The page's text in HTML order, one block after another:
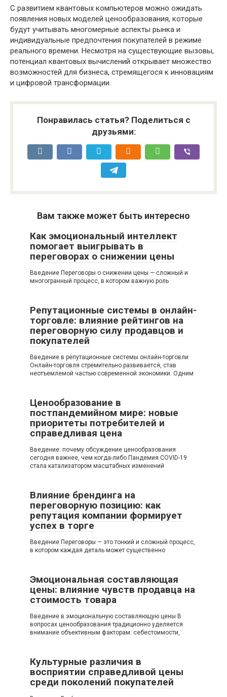
С развитием квантовых компьютеров можно ожидать
появления новых моделей ценообразования, которые
будут учитывать многомерные аспекты рынка и
индивидуальные предпочтения покупателей в режиме
реального времени. Несмотря на существующие вызовы,
потенциал квантовых вычислений открывает множество
возможностей для бизнеса, стремящегося к инновациям
и цифровой трансформации.
Понравилась статья? Поделиться с
друзьями:
Вам также может быть интересно
Как эмоциональный интеллект
помогает выигрывать в
переговорах о снижении цены
Введение Переговоры о снижении цены — сложный и
многогранный процесс, в котором важную роль
Репутационные системы в онлайн-
торговле: влияние рейтингов на
переговорную силу продавцов и
покупателей
Введение в репутационные системы онлайн-торговли
Онлайн-торговля стремительно развивается, став
неотъемлемой частью современной экономики. Одним
Ценообразование в
постпандемийном мире: новые
приоритеты потребителей и
справедливая цена
Введение: почему обсуждение ценообразования
сегодня важнее, чем когда-либо Пандемия COVID-19
стала катализатором масштабных изменений
Влияние брендинга на
переговорную позицию: как
репутация компании формирует
успех в торге
Введение Переговоры — это тонкий и сложный процесс,
в котором каждая деталь может существенно
Эмоциональная составляющая
цены: влияние чувств продавца на
стоимость товара
Введение в эмоциональную составляющую цены В
вопросах ценообразования традиционно уделяется
внимание объективным факторам: себестоимости,
Культурные различия в
восприятии справедливой цены
среди поколений покупателей